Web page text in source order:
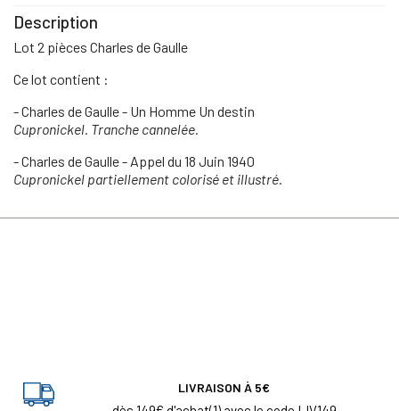
Description
Lot 2 pièces Charles de Gaulle
Ce lot contient :
- Charles de Gaulle - Un Homme Un destin
Cupronickel. Tranche cannelée.
- Charles de Gaulle - Appel du 18 Juin 1940
Cupronickel partiellement colorisé et illustré.
LIVRAISON À 5€